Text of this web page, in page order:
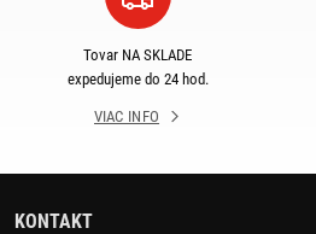
Tovar NA SKLADE
expedujeme do 24 hod.
VIAC INFO
KONTAKT